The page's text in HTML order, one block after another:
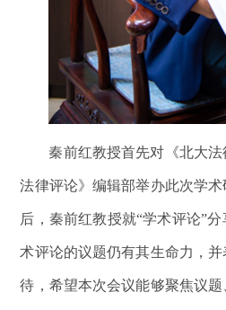
秦前红教授首先对《北大
法律评论》编辑部举办此次学
后，秦前红教授就“学术评论”
术评论的议题仍有其生命力，
待，希望本次会议能够聚焦议